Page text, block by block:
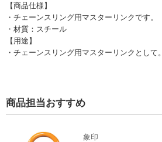
【商品仕様】
・チェーンスリング用マスターリンクです。
・材質：スチール
【用途】
・チェーンスリング用マスターリンクとして。
商品担当おすすめ
象印